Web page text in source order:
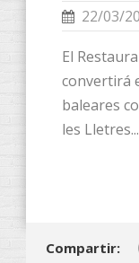
22/03/
El
convertirá
baleares
les Lletres...
Compartir: